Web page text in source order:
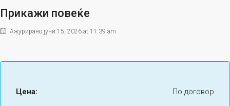
Прикажи повеќе
Ажурирано јуни 15, 2026 at 11:39 am
Цена: По договор